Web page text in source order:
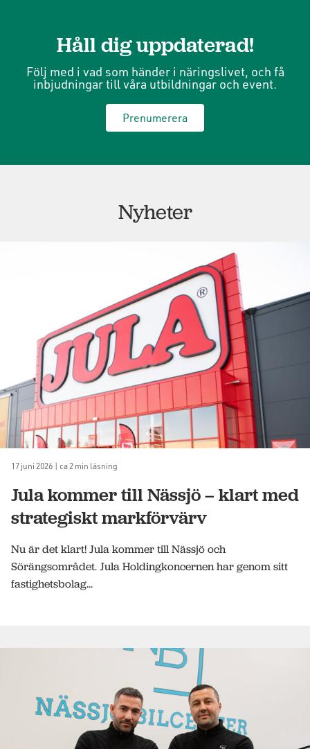
Håll dig uppdaterad!
Följ med i vad som händer i näringslivet, och få
inbjudningar till våra utbildningar och event.
Prenumerera
Nyheter
17 juni 2026 | ca 2 min läsning
Jula kommer till Nässjö – klart med
strategiskt markförvärv
Nu är det klart! Jula kommer till Nässjö och
Sörängsområdet. Jula Holdingkoncernen har genom sitt
fastighetsbolag...